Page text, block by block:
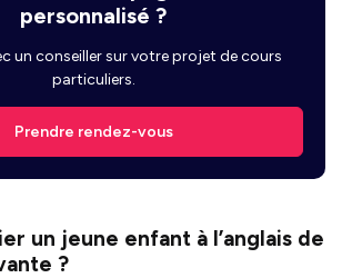
personnalisé ?
un conseiller sur votre projet de cours
particuliers.
Prendre rendez-vous
un jeune enfant à l’anglais de
?